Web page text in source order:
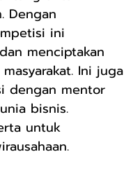
Dengan
ini
menciptakan
Ini juga
dengan mentor
bisnis.
untuk